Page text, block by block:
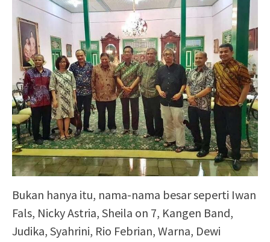
Bukan hanya itu, nama-nama besar seperti Iwan
Fals, Nicky Astria, Sheila on 7, Kangen Band,
Judika, Syahrini, Rio Febrian, Warna, Dewi